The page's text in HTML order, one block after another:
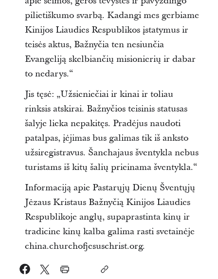
pilietiškumo svarbą. Kadangi mes gerbiame
Kinijos Liaudies Respublikos įstatymus ir
teisės aktus, Bažnyčia ten nesiunčia
Evangeliją skelbiančių misionierių ir dabar
to nedarys.“
Jis tęsė: „Užsieniečiai ir kinai ir toliau
rinksis atskirai. Bažnyčios teisinis statusas
šalyje lieka nepakitęs. Pradėjus naudoti
patalpas, įėjimas bus galimas tik iš anksto
užsiregistravus. Šanchajaus šventykla nebus
turistams iš kitų šalių prieinama šventykla.“
Informaciją apie Pastarųjų Dienų Šventųjų
Jėzaus Kristaus Bažnyčią Kinijos Liaudies
Respublikoje anglų, supaprastinta kinų ir
tradicine kinų kalba galima rasti svetainėje
china.churchofjesuschrist.org.